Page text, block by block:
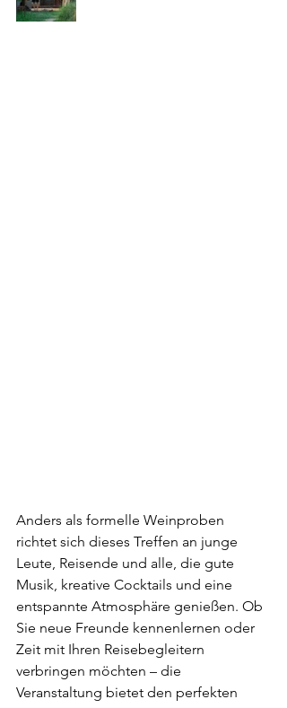
Anders als formelle Weinproben
richtet sich dieses Treffen an junge
Leute, Reisende und alle, die gute
Musik, kreative Cocktails und eine
entspannte Atmosphäre genießen. Ob
Sie neue Freunde kennenlernen oder
Zeit mit Ihren Reisebegleitern
verbringen möchten – die
Veranstaltung bietet den perfekten